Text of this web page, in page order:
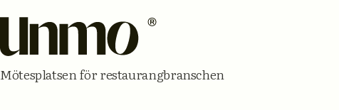
Mötesplatsen för restaurangbranschen